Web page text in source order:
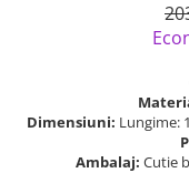
Solutii si lavete de
Dimensiuni: Lungime:
Ambalaj: Cutie